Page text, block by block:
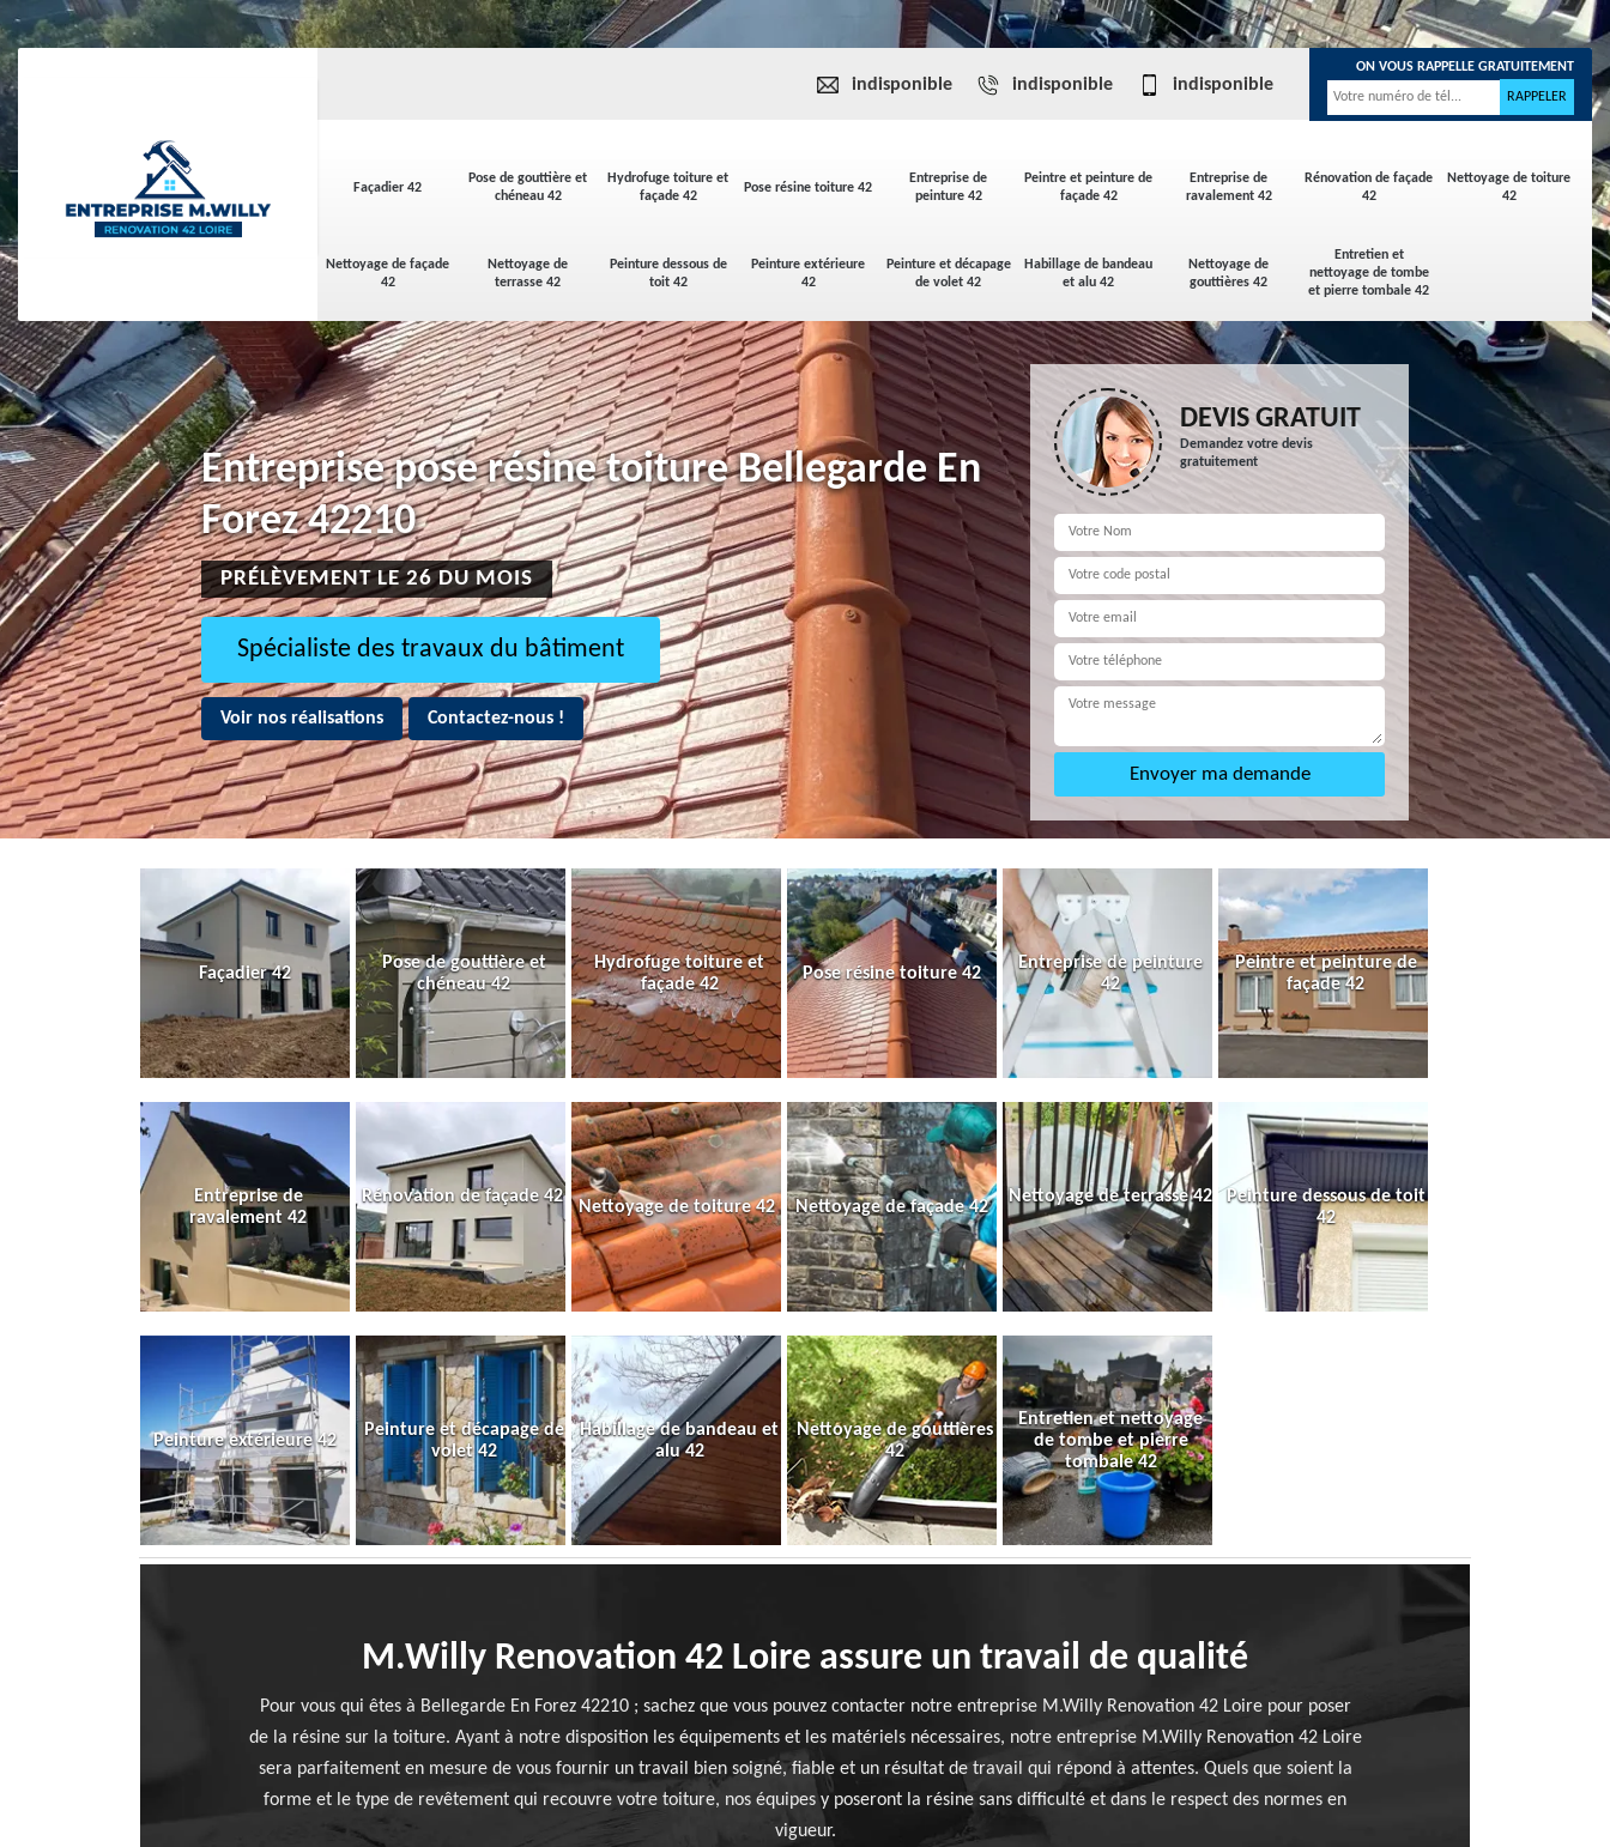
Façadier 42
Pose de gouttière et
chéneau 42
Hydrofuge toiture et
façade 42
Pose résine toiture 42
Entreprise de
peinture 42
Peintre et peinture de
façade 42
Entreprise de
ravalement 42
Rénovation de façade
42
Nettoyage de toiture
42
Nettoyage de façade
42
Nettoyage de
terrasse 42
Peinture dessous de
toit 42
Peinture extérieure
42
Peinture et décapage
de volet 42
Habillage de bandeau
et alu 42
Nettoyage de
gouttières 42
Entretien et
nettoyage de tombe
et pierre tombale 42
indisponible indisponible indisponible
ON VOUS RAPPELLE GRATUITEMENT
Entreprise pose résine toiture Bellegarde En
Forez 42210
PRÉLÈVEMENT LE 26 DU MOIS
Spécialiste des travaux du bâtiment
Voir nos réalisations Contactez-nous !
DEVIS GRATUIT
Demandez votre devis
gratuitement
Façadier 42
Pose de gouttière et
chéneau 42
Hydrofuge toiture et
façade 42
Pose résine toiture 42
Entreprise de peinture
42
Peintre et peinture de
façade 42
Entreprise de
ravalement 42
Rénovation de façade 42
Nettoyage de toiture 42 Nettoyage de façade 42
Nettoyage de terrasse 42
Peinture dessous de toit
42
Peinture extérieure 42
Peinture et décapage de
volet 42
Habillage de bandeau et
alu 42
Nettoyage de gouttières
42
Entretien et nettoyage
de tombe et pierre
tombale 42
M.Willy Renovation 42 Loire assure un travail de qualité
Pour vous qui êtes à Bellegarde En Forez 42210 ; sachez que vous pouvez contacter notre entreprise M.Willy Renovation 42 Loire pour poser
de la résine sur la toiture. Ayant à notre disposition les équipements et les matériels nécessaires, notre entreprise M.Willy Renovation 42 Loire
sera parfaitement en mesure de vous fournir un travail bien soigné, fiable et un résultat de travail qui répond à attentes. Quels que soient la
forme et le type de revêtement qui recouvre votre toiture, nos équipes y poseront la résine sans difficulté et dans le respect des normes en
vigueur.